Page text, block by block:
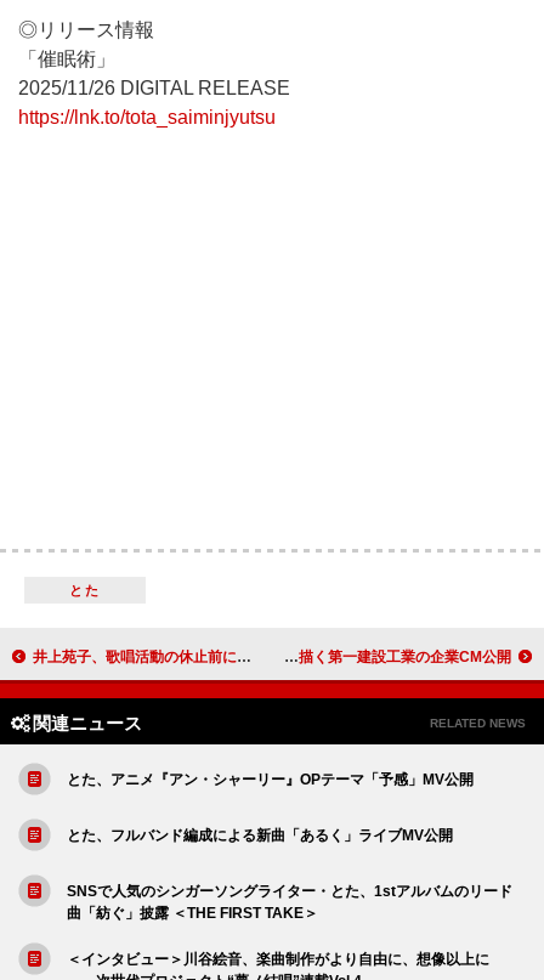
◎リリース情報
「催眠術」
2025/11/26 DIGITAL RELEASE
https://lnk.to/tota_saiminjyutsu
とた
井上苑子、歌唱活動の休止前に『オールナイトニッポンX』パーソナリティ担当 Mega Shinnosukeの楽曲起用、様々な技術を擬人化＆研修ストーリー描く第一建設工業の企業CM公開
関連ニュース RELATED NEWS
とた、アニメ『アン・シャーリー』OPテーマ「予感」MV公開
とた、フルバンド編成による新曲「あるく」ライブMV公開
SNSで人気のシンガーソングライター・とた、1stアルバムのリード
曲「紡ぐ」披露 ＜THE FIRST TAKE＞
＜インタビュー＞川谷絵音、楽曲制作がより自由に、想像以上に